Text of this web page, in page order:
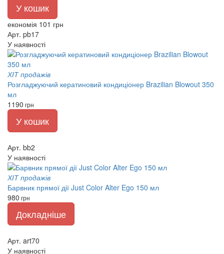
У кошик
економія 101 грн
Арт. pb17
У наявності
ХІТ продажів
Розгладжуючий кератиновий кондиціонер Brazilian Blowout 350
мл
1190 грн
У кошик
Арт. bb2
У наявності
ХІТ продажів
Барвник прямої дії Just Color Alter Ego 150 мл
980 грн
Докладніше
Арт. art70
У наявності